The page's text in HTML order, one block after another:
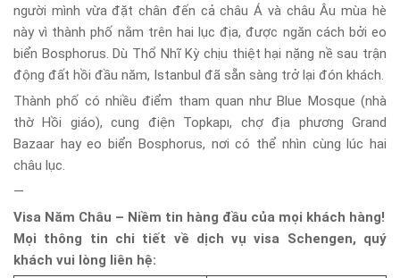
người mình vừa đặt chân đến cả châu Á và châu Âu mùa hè
này vì thành phố nằm trên hai lục địa, được ngăn cách bởi eo
biển Bosphorus. Dù Thổ Nhĩ Kỳ chịu thiệt hại nặng nề sau trận
động đất hồi đầu năm, Istanbul đã sẵn sàng trở lại đón khách.
Thành phố có nhiều điểm tham quan như Blue Mosque (nhà
thờ Hồi giáo), cung điện Topkapı, chợ địa phương Grand
Bazaar hay eo biển Bosphorus, nơi có thể nhìn cùng lúc hai
châu lục.
—
Visa Năm Châu – Niềm tin hàng đầu của mọi khách hàng!
Mọi thông tin chi tiết về dịch vụ visa Schengen, quý
khách vui lòng liên hệ: